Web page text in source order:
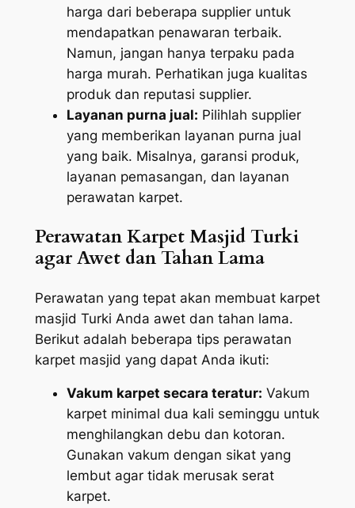
harga dari beberapa supplier untuk
mendapatkan penawaran terbaik.
Namun, jangan hanya terpaku pada
harga murah. Perhatikan juga kualitas
produk dan reputasi supplier.
Layanan purna jual: Pilihlah supplier
yang memberikan layanan purna jual
yang baik. Misalnya, garansi produk,
layanan pemasangan, dan layanan
perawatan karpet.
Perawatan Karpet Masjid Turki
agar Awet dan Tahan Lama
Perawatan yang tepat akan membuat karpet
masjid Turki Anda awet dan tahan lama.
Berikut adalah beberapa tips perawatan
karpet masjid yang dapat Anda ikuti:
Vakum karpet secara teratur: Vakum
karpet minimal dua kali seminggu untuk
menghilangkan debu dan kotoran.
Gunakan vakum dengan sikat yang
lembut agar tidak merusak serat
karpet.